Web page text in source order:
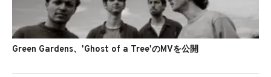
Green Gardens、'Ghost of a Tree'のMVを公開